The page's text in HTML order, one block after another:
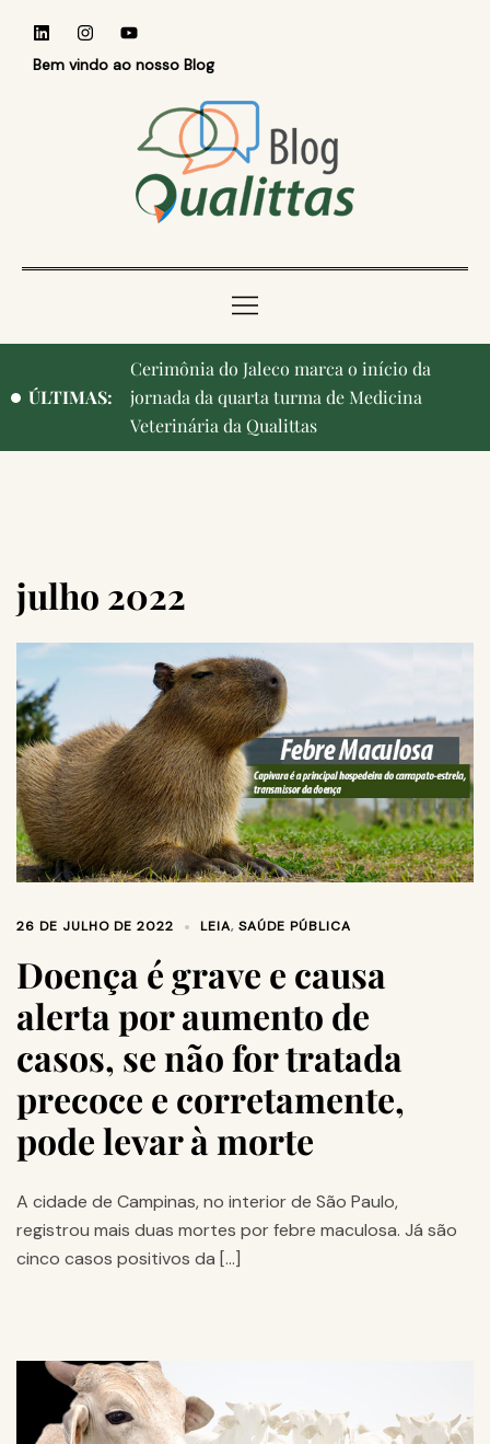
Bem vindo ao nosso Blog
ÚLTIMAS:
Qualittas, Portas Abertas! e aniversário de
Campinas, cidade onde nasceu a instituição,
ganham destaque na imprensa
julho 2022
26 DE JULHO DE 2022 LEIA, SAÚDE PÚBLICA
Doença é grave e causa
alerta por aumento de
casos, se não for tratada
precoce e corretamente,
pode levar à morte
A cidade de Campinas, no interior de São Paulo,
registrou mais duas mortes por febre maculosa. Já são
cinco casos positivos da […]